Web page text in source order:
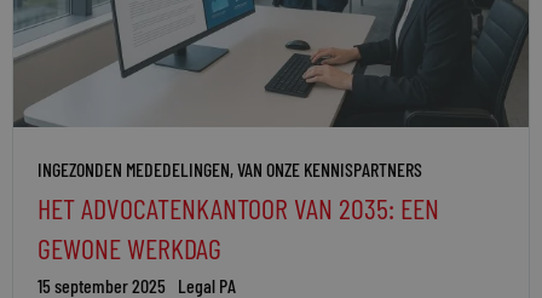
INGEZONDEN MEDEDELINGEN,VAN ONZE KENNISPARTNERS
HET ADVOCATENKANTOOR VAN 2035: EEN
GEWONE WERKDAG
15 september 2025 Legal PA